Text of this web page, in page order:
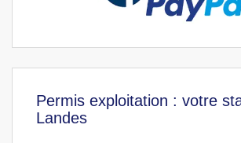
Permis exploitation : votre
Landes